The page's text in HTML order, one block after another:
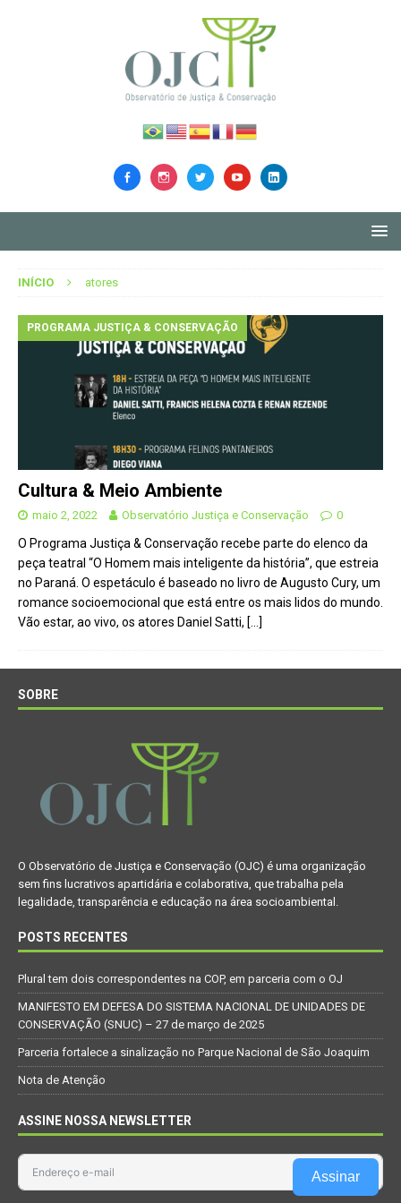
INÍCIO atores
PROGRAMA JUSTIÇA & CONSERVAÇÃO
Cultura & Meio Ambiente
maio 2, 2022 Observatório Justiça e Conservação 0
O Programa Justiça & Conservação recebe parte do elenco da
peça teatral “O Homem mais inteligente da história”, que estreia
no Paraná. O espetáculo é baseado no livro de Augusto Cury, um
romance socioemocional que está entre os mais lidos do mundo.
Vão estar, ao vivo, os atores Daniel Satti, […]
SOBRE
O Observatório de Justiça e Conservação (OJC) é uma organização
sem fins lucrativos apartidária e colaborativa, que trabalha pela
legalidade, transparência e educação na área socioambiental.
POSTS RECENTES
Plural tem dois correspondentes na COP, em parceria com o OJ
MANIFESTO EM DEFESA DO SISTEMA NACIONAL DE UNIDADES DE
CONSERVAÇÃO (SNUC) – 27 de março de 2025
Parceria fortalece a sinalização no Parque Nacional de São Joaquim
Nota de Atenção
ASSINE NOSSA NEWSLETTER
Assinar